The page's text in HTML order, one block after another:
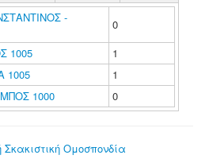
-
0
1005
1
1005
1
1000
0
Ομοσπονδία